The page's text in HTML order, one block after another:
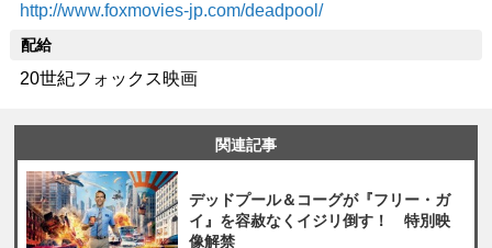
http://www.foxmovies-jp.com/deadpool/
配給
20世紀フォックス映画
関連記事
デッドプール＆コーグが『フリー・ガ
イ』を容赦なくイジリ倒す！ 特別映
像解禁